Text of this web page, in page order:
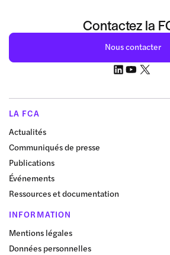
Contactez la
Nous contacter
LA FCA
Actualités
Communiqués de presse
Publications
Événements
Ressources et documentation
INFORMATION
Mentions légales
Données personnelles